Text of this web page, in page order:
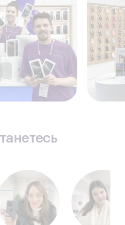
аккумулятора iPad mini 3.
может только тот
меняет свои электронные
раза в год. Учитывая, что
имеет свой срок службы,
их менять. Кроме того,
преждевременная
физического повреждения.
– планшет долго
заряд, явное вздутие